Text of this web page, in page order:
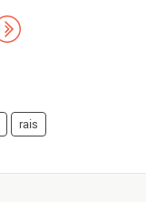
rais